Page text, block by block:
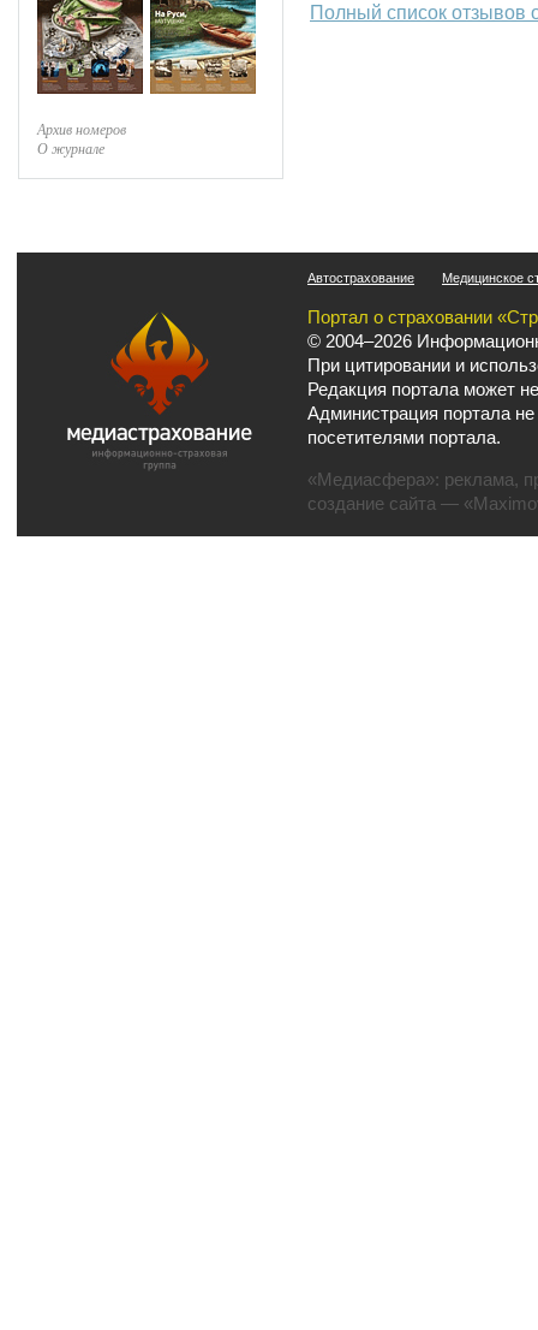
Архив номеров
О журнале
Полный список отзывов
Автострахование Медицинское
Портал о страховании
© 2004–2026
При цитировании и
Редакция портала может
Администрация портала
посетителями портала.
«Медиасфера»: реклама,
создание сайта —